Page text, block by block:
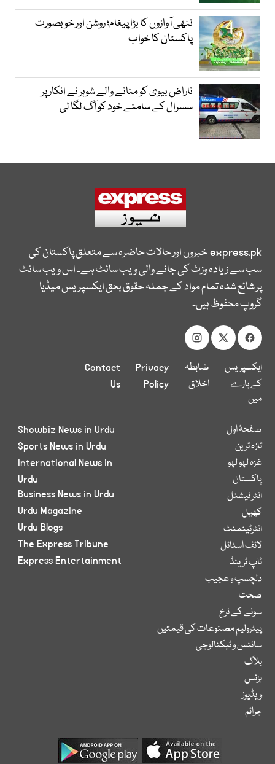
ننھی آوازوں کا بڑا پیغام؛ روشن اور خوبصورت
پاکستان کا خواب
ناراض بیوی کو منانے والے شوہر نے انکار پر
سسرال کے سامنے خود کو آگ لگا لی
express.pkخبروں اور حالات حاضرہ سے متعلق پاکستان کی
سب سے زیادہ وزٹ کی جانے والی ویب سائٹ ہے۔ اس ویب سائٹ
پر شائع شدہ تمام مواد کے جملہ حقوق بحق ایکسپریس میڈیا
گروپ محفوظ ہیں۔
ایکسپریس
کے بارے
میں
ضابطہ
اخلاق
Privacy
Policy
Contact
Us
صفحۂ اول
تازہ ترین
غزہ لہو لہو
پاکستان
انٹر نیشنل
کھیل
انٹرٹینمنٹ
لائف اسٹائل
ٹاپ ٹرینڈ
دلچسپ و عجیب
صحت
سونے کے نرخ
پیٹرولیم مصنوعات کی قیمتیں
سائنس و ٹیکنالوجی
بلاگ
بزنس
ویڈیوز
جرائم
Showbiz News in Urdu
Sports News in Urdu
International News in
Urdu
Business News in Urdu
Urdu Magazine
Urdu Blogs
The Express Tribune
Express Entertainment